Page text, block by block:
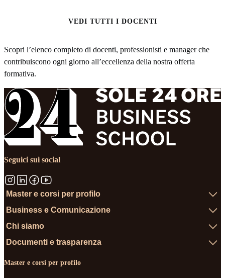
VEDI TUTTI I DOCENTI
Scopri l’elenco completo di docenti, professionisti e manager che
contribuiscono ogni giorno all’eccellenza della nostra offerta
formativa.
Seguici sui social
Master e corsi per profilo
Business e Comunicazione
Chi siamo
Documenti e trasparenza
Master e corsi per profilo